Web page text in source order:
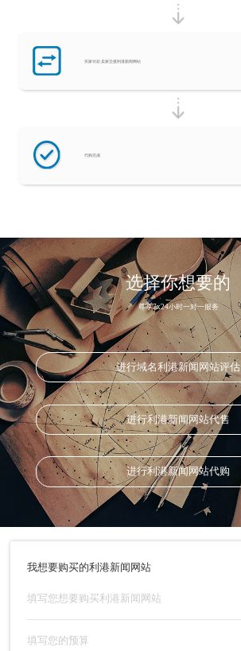
买家付款 卖家交接利港新闻网站
代购完成
选择你想要的
尊享7x24小时一对一服务
进行域名利港新闻网站评估
进行利港新闻网站代售
进行利港新闻网站代购
我想要购买的利港新闻网站